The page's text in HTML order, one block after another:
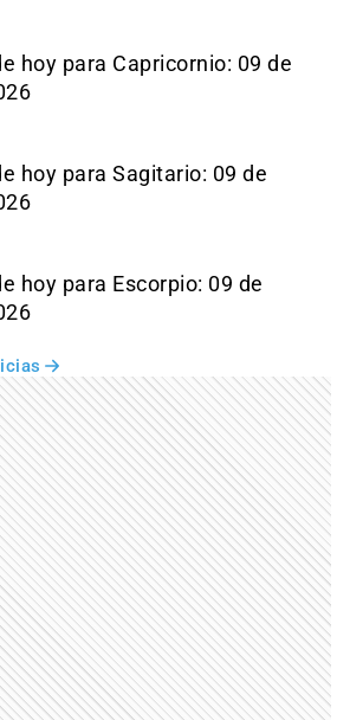
hoy para Capricornio: 09 de
hoy para Sagitario: 09 de
hoy para Escorpio: 09 de